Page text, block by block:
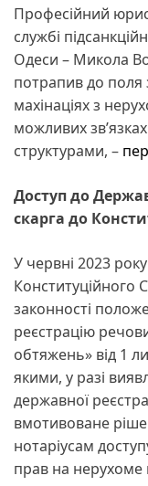
Професійний
службі
Одеси – Микола
потрапив до поля
махінаціях з
можливих
структурами, –
Доступ до
скарга до
У червні 2023
Конституційного
законності
реєстрацію
обтяжень» від 1
якими, у разі
державної
вмотивоване
нотаріусам
прав на